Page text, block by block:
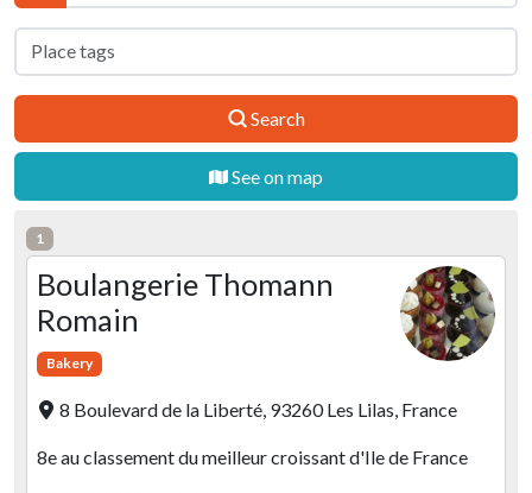
Search
See on map
1
Boulangerie Thomann
Romain
Bakery
8 Boulevard de la Liberté, 93260 Les Lilas, France
8e au classement du meilleur croissant d'Ile de France